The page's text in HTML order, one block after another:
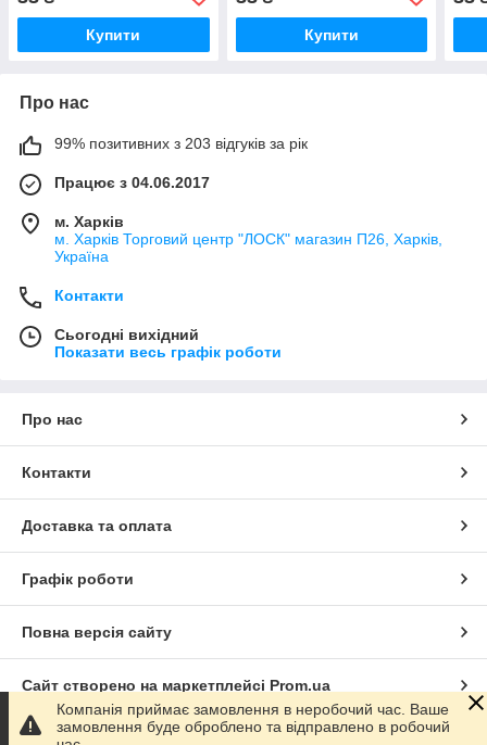
Купити Купити
Про нас
99% позитивних з 203 відгуків за рік
Працює з 04.06.2017
м. Харків
м. Харків Торговий центр "ЛОСК" магазин П26, Харків,
Україна
Контакти
Сьогодні вихідний
Показати весь графік роботи
Про нас
Контакти
Доставка та оплата
Графік роботи
Повна версія сайту
Сайт створено на маркетплейсі Prom.ua
Політика конфіденційності
Компанія приймає замовлення в неробочий час. Ваше
замовлення буде оброблено та відправлено в робочий